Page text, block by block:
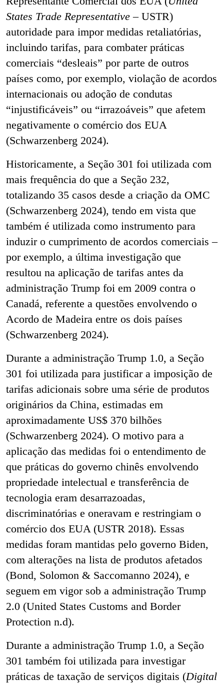
States Trade Representative – USTR)
autoridade para impor medidas retaliatórias,
incluindo tarifas, para combater práticas
comerciais “desleais” por parte de outros
países como, por exemplo, violação de acordos
internacionais ou adoção de condutas
“injustificáveis” ou “irrazoáveis” que afetem
negativamente o comércio dos EUA
(Schwarzenberg 2024).
Historicamente, a Seção 301 foi utilizada com
mais frequência do que a Seção 232,
totalizando 35 casos desde a criação da OMC
(Schwarzenberg 2024), tendo em vista que
também é utilizada como instrumento para
induzir o cumprimento de acordos comerciais–
por exemplo, a última investigação que
resultou na aplicação de tarifas antes da
administração Trump foi em 2009 contra o
Canadá, referente a questões envolvendo o
Acordo de Madeira entre os dois países
(Schwarzenberg 2024).
Durante a administração Trump 1.0, a Seção
301 foi utilizada para justificar a imposição de
tarifas adicionais sobre uma série de produtos
originários da China, estimadas em
aproximadamente US$ 370 bilhões
(Schwarzenberg 2024). O motivo para a
aplicação das medidas foi o entendimento de
que práticas do governo chinês envolvendo
propriedade intelectual e transferência de
tecnologia eram desarrazoadas,
discriminatórias e oneravam e restringiam o
comércio dos EUA (USTR 2018). Essas
medidas foram mantidas pelo governo Biden,
com alterações na lista de produtos afetados
(Bond, Solomon & Saccomanno 2024), e
seguem em vigor sob a administração Trump
2.0 (United States Customs and Border
Protection n.d).
Durante a administração Trump 1.0, a Seção
301 também foi utilizada para investigar
práticas de taxação de serviços digitais (Digital